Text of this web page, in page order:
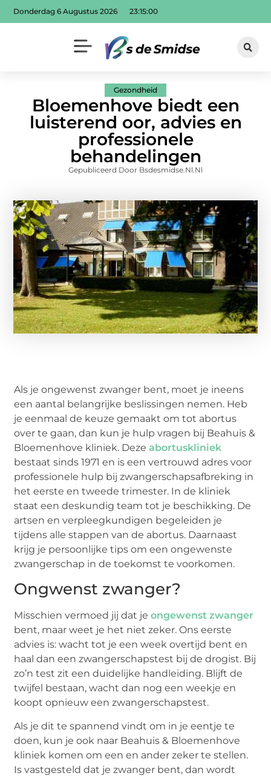
Donderdag 6 Augustus 2026 23:15:01
Gezondheid
Bloemenhove biedt een
luisterend oor, advies en
professionele
behandelingen
Gepubliceerd Door Bsdesmidse.nl.nl
Als je ongewenst zwanger bent, moet je ineens
een aantal belangrijke beslissingen nemen. Heb
je eenmaal de keuze gemaakt om tot abortus
over te gaan, dan kun je hulp vragen bij Beahuis &
Bloemenhove kliniek. Dezeabortuskliniek
bestaat sinds 1971 en is een vertrouwd adres voor
professionele hulp bij zwangerschapsafbreking in
het eerste en tweede trimester. In de kliniek
staat een deskundig team tot je beschikking. De
artsen en verpleegkundigen begeleiden je
tijdens alle stappen van de abortus. Daarnaast
krijg je persoonlijke tips om een ongewenste
zwangerschap in de toekomst te voorkomen.
Ongwenst zwanger?
Misschien vermoed jij dat jeongewenst zwanger
bent, maar weet je het niet zeker. Ons eerste
advies is: wacht tot je een week overtijd bent en
haal dan een zwangerschapstest bij de drogist. Bij
zo’n test zit een duidelijke handleiding. Blijft de
twijfel bestaan, wacht dan nog een weekje en
koopt opnieuw een zwangerschapstest.
Als je dit te spannend vindt om in je eentje te
doen, kun je ook naar Beahuis & Bloemenhove
kliniek komen om een en ander zeker te stellen.
Is vastgesteld dat je zwanger bent, dan wordt